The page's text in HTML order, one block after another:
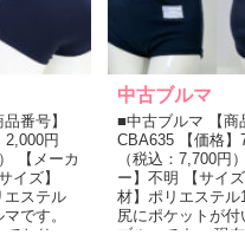
番号】
2,000円
【メーカ
イズ】
エステル
です。
おり、
中古ブルマ
■中古ブルマ 【商
CBA635 【価格】
（税込：7,700円
ー】不明 【サイ
材】ポリエステル
尻にポケットが付
ブルマです。 現